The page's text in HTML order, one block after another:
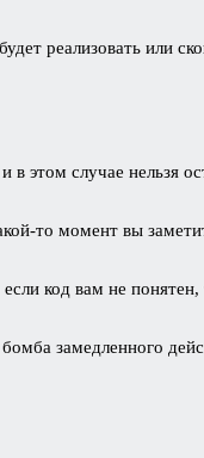
реализовать или
этом случае нельзя
то момент вы
код вам не понятен,
замедленного